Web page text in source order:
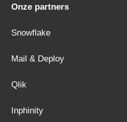
Onze partners
Snowflake
Mail & Deploy
Qlik
Inphinity